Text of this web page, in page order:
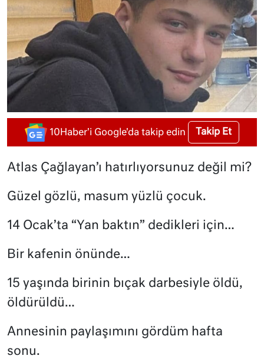
10Haber'i Google'da takip edin Takip Et
Atlas Çağlayan’ı hatırlıyorsunuz değil mi?
Güzel gözlü, masum yüzlü çocuk.
14 Ocak’ta “Yan baktın” dedikleri için…
Bir kafenin önünde…
15 yaşında birinin bıçak darbesiyle öldü,
öldürüldü…
Annesinin paylaşımını gördüm hafta
sonu.